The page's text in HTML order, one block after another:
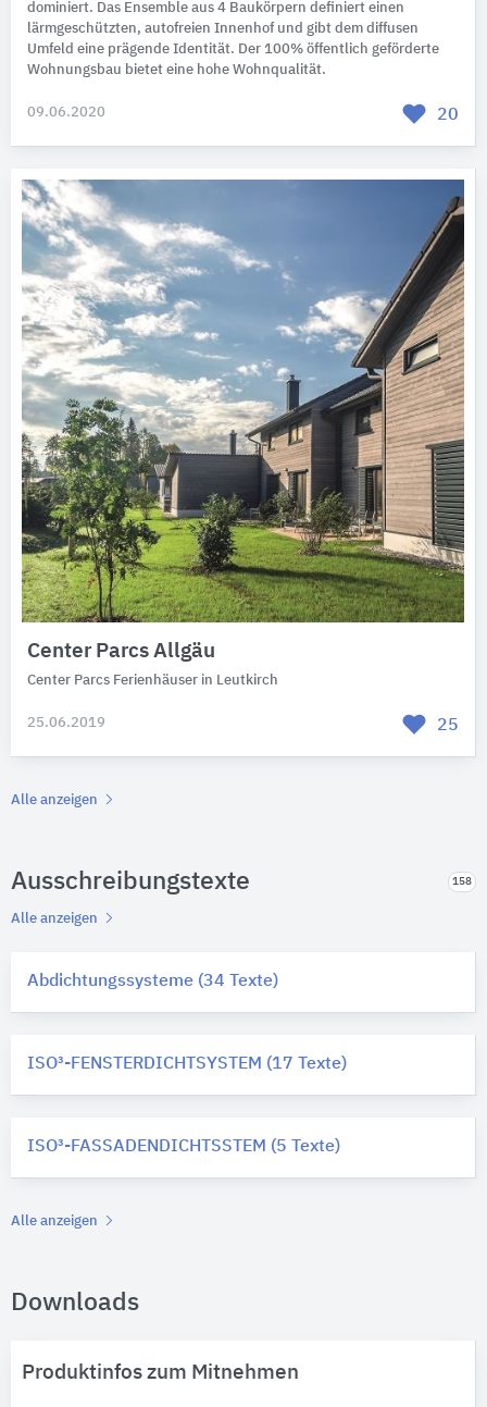
dominiert. Das Ensemble aus 4 Baukörpern definiert einen
lärmgeschützten, autofreien Innenhof und gibt dem diffusen
Umfeld eine prägende Identität. Der 100% öffentlich geförderte
Wohnungsbau bietet eine hohe Wohnqualität.
09.06.2020 20
Center Parcs Allgäu
Center Parcs Ferienhäuser in Leutkirch
25.06.2019 25
Alle anzeigen
Ausschreibungstexte 158
Alle anzeigen
Abdichtungssysteme (34 Texte)
ISO³-FENSTERDICHTSYSTEM (17 Texte)
ISO³-FASSADENDICHTSSTEM (5 Texte)
Alle anzeigen
Downloads
Produktinfos zum Mitnehmen